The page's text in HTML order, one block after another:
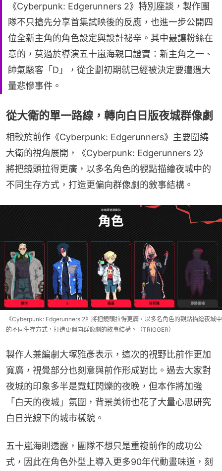
《Cyberpunk: Edgerunners 2》特別座談，製作團
隊不只搶先分享首集試映後的反應，也進一步公開四
位全新主角的角色設定與設計祕辛。其中最讓粉絲在
意的，莫過於導演五十嵐海親口證實：新主角之一、
帥氣駭客「D」，從企劃初期就已經被決定要遭遇大
量悲慘事件。
從大衛的單一路線，轉向白日版夜城群像劇
相較於前作《Cyberpunk: Edgerunners》主要圍繞
大衛的視角展開，《Cyberpunk: Edgerunners 2》
將把鏡頭拉得更廣，以多名角色的觀點描繪夜城中的
不同生存方式，打造更偏向群像劇的敘事結構。
《Cyberpunk: Edgerunners 2》將把鏡頭拉得更廣，以多名角色的觀點描繪夜城中
的不同生存方式，打造更偏向群像劇的敘事結構。（TRIGGER）
製作人兼編劇大塚雅彥表示，這次的視野比前作更加
寬廣，視覺部分也刻意與前作形成對比。過去大家對
夜城的印象多半是霓虹閃爍的夜晚，但本作將加強
「白天的夜城」氛圍，背景美術也花了大量心思研究
白日光線下的城市樣貌。
五十嵐海則透露，團隊不想只是重複前作的成功公
式，因此在角色外型上導入更多90年代動畫味道，刻